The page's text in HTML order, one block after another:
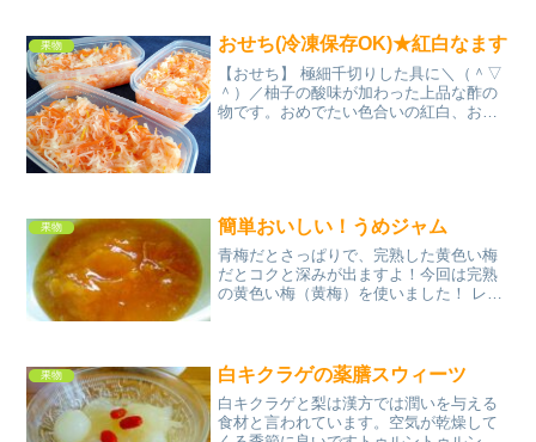
果物 おせち(冷凍保存OK)★紅白なます
【おせち】 極細千切りした具に＼（＾▽
＾）／柚子の酸味が加わった上品な酢の
物です。おめでたい色合いの紅白、おせ
果物 簡単おいしい！うめジャム
青梅だとさっぱりで、完熟した黄色い梅
だとコクと深みが出ますよ！今回は完熟
の黄色い梅（黄梅）を使いました！ レシ
果物 白キクラゲの薬膳スウィーツ
白キクラゲと梨は漢方では潤いを与える
食材と言われています。空気が乾燥して